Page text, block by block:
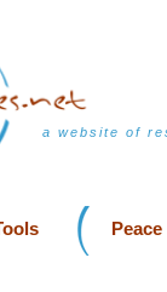
a website of